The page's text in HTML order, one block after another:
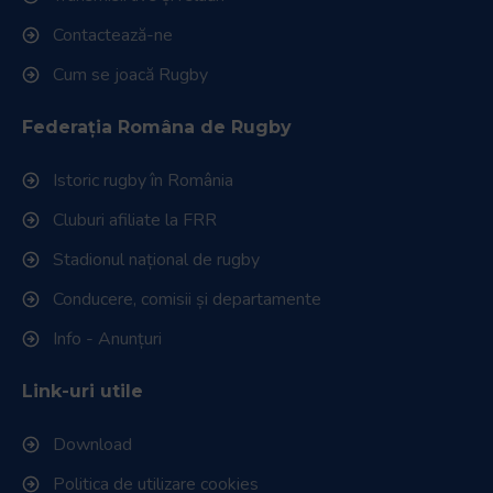
Contactează-ne
Cum se joacă Rugby
Federația Româna de Rugby
Istoric rugby în România
Cluburi afiliate la FRR
Stadionul național de rugby
Conducere, comisii și departamente
Info - Anunțuri
Link-uri utile
Download
Politica de utilizare cookies